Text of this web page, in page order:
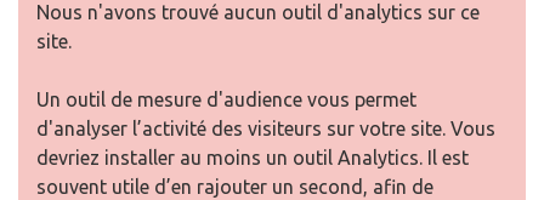
Nous n'avons trouvé aucun outil d'analytics sur ce
site.
Un outil de mesure d'audience vous permet
d'analyser l’activité des visiteurs sur votre site. Vous
devriez installer au moins un outil Analytics. Il est
souvent utile d’en rajouter un second, afin de